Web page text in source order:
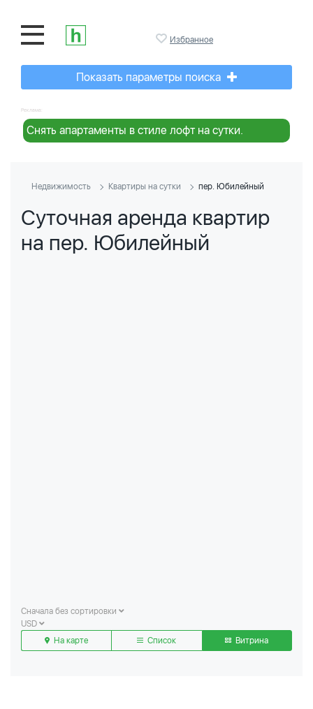
Избранное
Показать параметры поиска
Реклама:
Снять апартаменты в стиле лофт на сутки.
Недвижимость Квартиры на сутки пер. Юбилейный
Суточная аренда квартир
на пер. Юбилейный
Сначала без сортировки
USD
На карте
Список Витрина